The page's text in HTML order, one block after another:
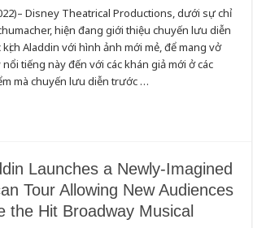
Nhạc
Kịch
Aladdin
Của
Disney
Giới
Thiệu
Chuyến
Lưu
Mẻ
Để
Những
Khán
Giả
Mới
Disney Theatrical Productions, dưới sự chỉ
hiện đang giới thiệu chuyến lưu diễn
kịch Aladdin với hình ảnh mới mẻ, để mang vở
nổi tiếng này đến với các khán giả mới ở các
mà chuyến lưu diễn trước …
Launches a Newly-Imagined
Tour Allowing New Audiences
the Hit Broadway Musical